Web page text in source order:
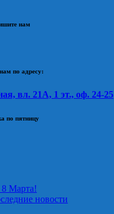
нам
по адресу:
вл. 21А, 1 эт., оф. 24-25
по пятницу
8 Марта!
новости